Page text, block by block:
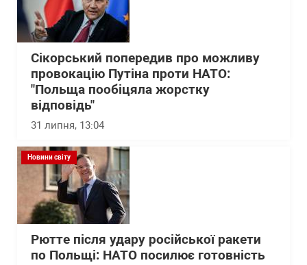
Сікорський попередив про можливу
провокацію Путіна проти НАТО:
"Польща пообіцяла жорстку
відповідь"
31 липня, 13:04
Новини світу
Рютте після удару російської ракети
по Польщі: НАТО посилює готовність